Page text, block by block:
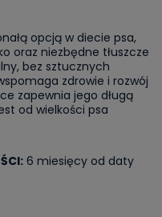
opcją w diecie psa,
oraz niezbędne tłuszcze
bez sztucznych
zdrowie i rozwój
zapewnia jego długą
od wielkości psa
6 miesięcy od daty